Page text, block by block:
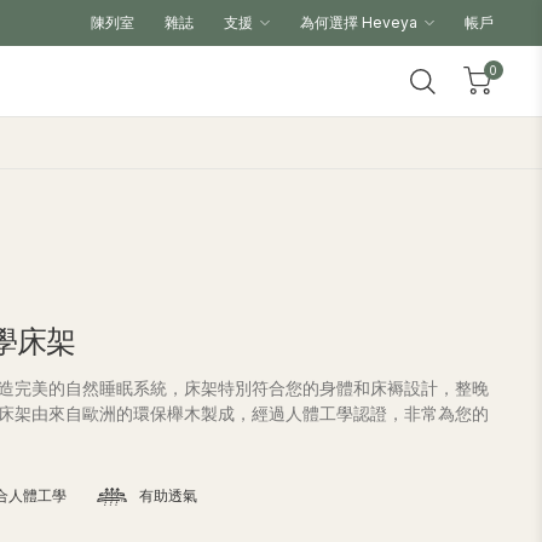
陳列室 雜誌 支援 為何選擇 Heveya 帳戶
0
床架
完美的自然睡眠系統，床架特別符合您的身體和床褥設計，整晚
架由來自歐洲的環保櫸木製成，經過人體工學認證，非常為您的
人體工學 有助透氣